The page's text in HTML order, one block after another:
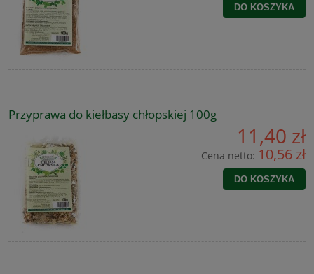
DO KOSZYKA
Przyprawa do kiełbasy chłopskiej 100g
11,40 zł
Cena netto: 10,56 zł
DO KOSZYKA